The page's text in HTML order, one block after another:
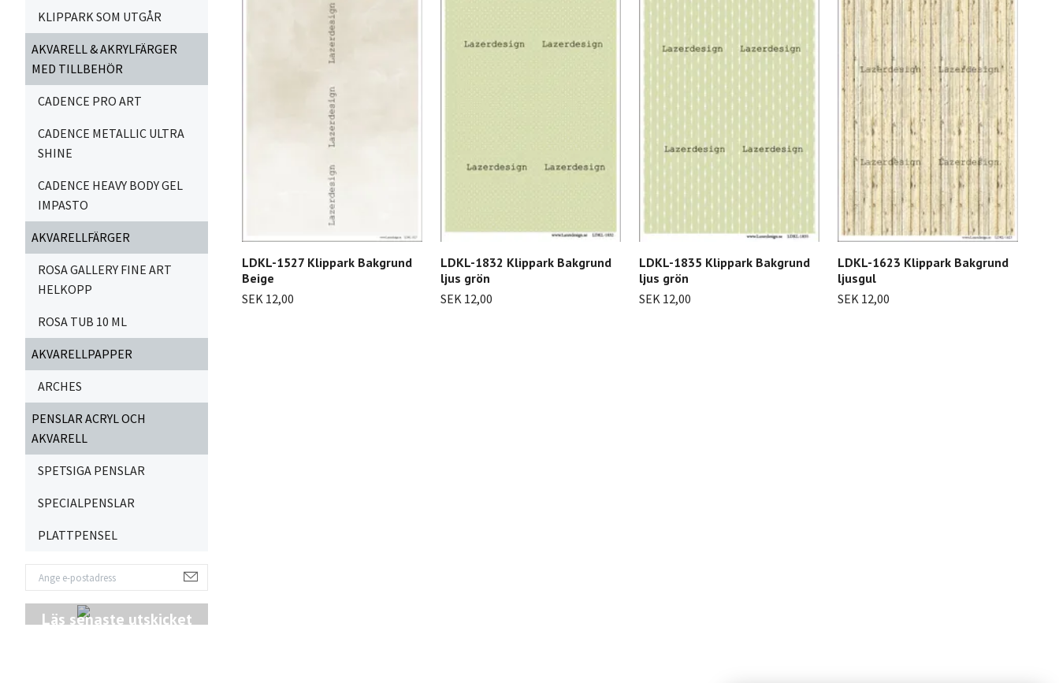
KLIPPARK SOM UTGÅR
AKVARELL & AKRYLFÄRGER
MED TILLBEHÖR
CADENCE PRO ART
CADENCE METALLIC ULTRA
SHINE
CADENCE HEAVY BODY GEL
IMPASTO
AKVARELLFÄRGER
ROSA GALLERY FINE ART
HELKOPP
ROSA TUB 10 ML
AKVARELLPAPPER
ARCHES
PENSLAR ACRYL OCH
AKVARELL
SPETSIGA PENSLAR
SPECIALPENSLAR
PLATTPENSEL
Läs senaste utskicket
LDKL-1527 Klippark Bakgrund
Beige
SEK 12,00
LDKL-1832 Klippark Bakgrund
ljus grön
SEK 12,00
LDKL-1835 Klippark Bakgrund
ljus grön
SEK 12,00
LDKL-1623 Klippark Bakgrund
ljusgul
SEK 12,00